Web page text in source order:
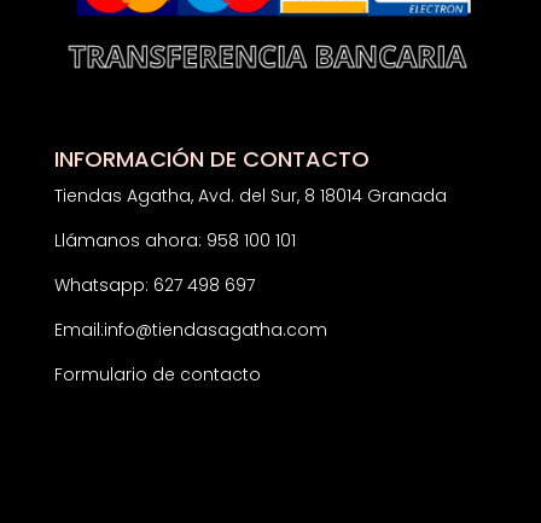
INFORMACIÓN DE CONTACTO
Tiendas Agatha, Avd. del Sur, 8 18014 Granada
Llámanos ahora: 958 100 101
Whatsapp: 627 498 697
Email:info@tiendasagatha.com
Formulario de contacto